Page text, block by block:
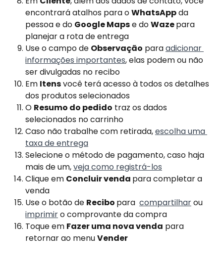
encontrará atalhos para o WhatsApp da
pessoa e do Google Maps e do Waze para
planejar a rota de entrega
Use o campo de Observação para adicionar
informações importantes, elas podem ou não
ser divulgadas no recibo
Em Itens você terá acesso à todos os detalhes
dos produtos selecionados
O Resumo do pedido traz os dados
selecionados no carrinho
Caso não trabalhe com retirada, escolha uma
taxa de entrega
Selecione o método de pagamento, caso haja
mais de um, veja como registrá-los
Clique em Concluir venda para completar a
venda
Use o botão de Recibo para compartilhar ou
imprimir o comprovante da compra
Toque em Fazer uma nova venda para
retornar ao menu Vender